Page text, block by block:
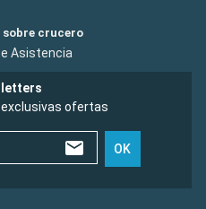
crucero
Asistencia
ofertas
OK